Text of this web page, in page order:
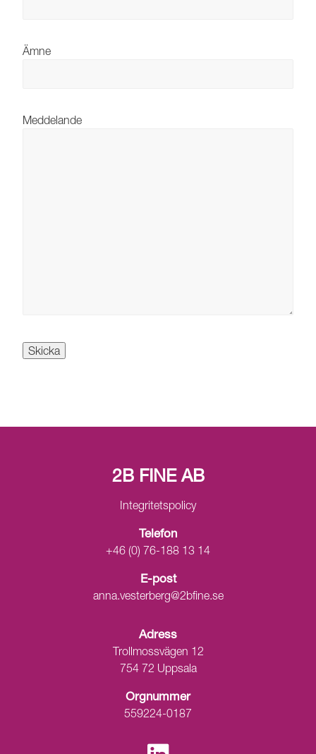
Ämne
Meddelande
2B FINE AB
Integritetspolicy
Telefon
+46 (0) 76-188 13 14
E-post
anna.vesterberg@2bfine.se
Adress
Trollmossvägen 12
754 72 Uppsala
Orgnummer
559224-0187